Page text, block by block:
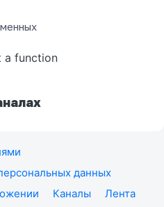
a function
данных
Каналы
Лента